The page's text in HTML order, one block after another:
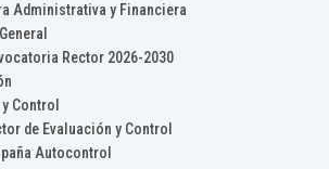
Administrativa y Financiera
Rector 2026-2030
Control
de Evaluación y Control
Autocontrol